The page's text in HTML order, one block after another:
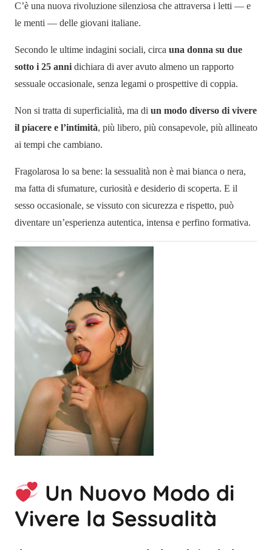
C’è una nuova rivoluzione silenziosa che attraversa i letti — e
le menti — delle giovani italiane.
Secondo le ultime indagini sociali, circa una donna su due
sotto i 25 anni dichiara di aver avuto almeno un rapporto
sessuale occasionale, senza legami o prospettive di coppia.
Non si tratta di superficialità, ma di un modo diverso di vivere
il piacere e l’intimità, più libero, più consapevole, più allineato
ai tempi che cambiano.
Fragolarosa lo sa bene: la sessualità non è mai bianca o nera,
ma fatta di sfumature, curiosità e desiderio di scoperta. E il
sesso occasionale, se vissuto con sicurezza e rispetto, può
diventare un’esperienza autentica, intensa e perfino formativa.
Un Nuovo Modo di
Vivere la Sessualità